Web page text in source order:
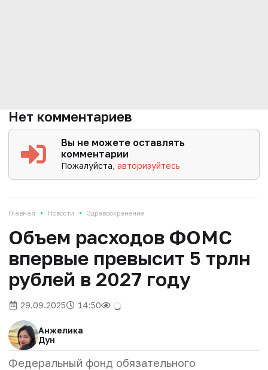
Нет комментариев
Вы не можете оставлять
комментарии
Пожалуйста,авторизуйтесь
Главная • Новости • Здравоохранение
Объем расходов ФОМС
впервые превысит 5 трлн
рублей в 2027 году
29.09.2025 14:50
Анжелика
Дун
Федеральный фонд обязательного